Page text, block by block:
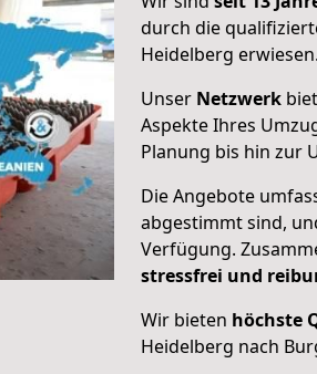
durch die
Heidelberg erwiesen.
Unser Netzwerk
Aspekte Ihres
Planung bis hin zur
Die Angebote
abgestimmt sind,
Verfügung.
stressfrei und
Wir bieten höchste
Heidelberg nach